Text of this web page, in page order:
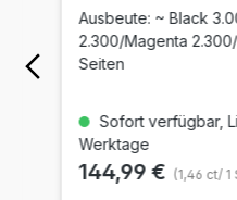
Ausbeute: ~ Black
2.300/Magenta
Seiten
Sofort verfügbar,
Werktage
144,99 € (1,46 ct/ 1